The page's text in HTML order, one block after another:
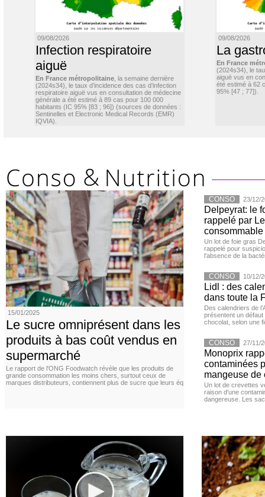
09/08/2026
Infection respiratoire
aiguë
En France métropolitaine , la semaine dernière
(2024s34), le taux d’incidence des cas d’infection
respiratoire aiguë vus en consultation de médecine
générale a été estimé à 89 cas pour 100 000
habitants (IC 95% [83 ; 96]) (sources de données :
Sentinelles et Electronic Medical Records (EMR)
IQVIA).
09/08/2026
La
En France
(2024s34), le
aiguë vus en
été estimé à 62
95% [47 ; 77]).
15/01/2025
Le sucre omniprésent dans les
produits à bas coût vendus en
supermarché
Le rapport de l'ONG Foodwatch révèle que les produits de
grande consommation les moins chers, surtout ceux de
marques distributeurs, contiennent plus de sucre que leurs éq
CONSO 23/12/
Delpeyrat: le
rappelé par
consommable
Un lot de foie gras
rappelé pour
l'absence de la
CONSO 10/12/
Lidl : des
dans toute la
Des calendriers de
présentent un défaut
chocolat, selon une
CONSO 27/11/
Monoprix
contaminées
mangeuse de
Un lot de crevettes
raison d'une
dangereuse. Les